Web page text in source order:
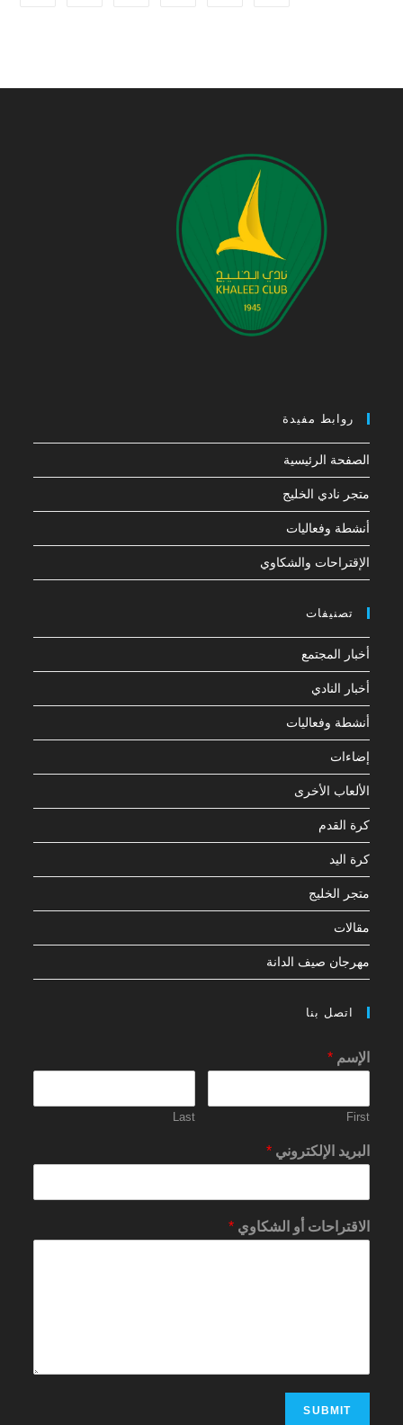
روابط مفيدة
الصفحة الرئيسية
متجر نادي الخليج
أنشطة وفعاليات
الإقتراحات والشكاوي
تصنيفات
أخبار المجتمع
أخبار النادي
أنشطة وفعاليات
إضاءات
الألعاب الأخرى
كرة القدم
كرة اليد
متجر الخليج
مقالات
مهرجان صيف الدانة
اتصل بنا
الإسم*
First
Last
البريد الإلكتروني*
الاقتراحات أو الشكاوي*
SUBMIT